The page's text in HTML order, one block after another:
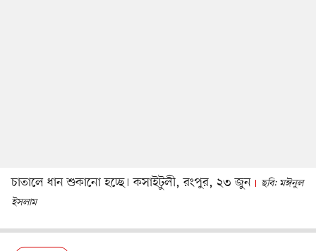
চাতালে ধান শুকানো হচ্ছে। কসাইটুলী, রংপুর, ২৩ জুন
ছবি: মঈনুল
ইসলাম